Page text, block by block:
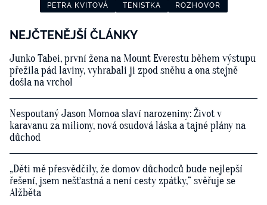
PETRA KVITOVÁ TENISTKA ROZHOVOR
NEJČTENĚJŠÍ ČLÁNKY
Junko Tabei, první žena na Mount Everestu během výstupu
přežila pád laviny, vyhrabali ji zpod sněhu a ona stejně
došla na vrchol
Nespoutaný Jason Momoa slaví narozeniny: Život v
karavanu za miliony, nová osudová láska a tajné plány na
důchod
„Děti mě přesvědčily, že domov důchodců bude nejlepší
řešení, jsem nešťastná a není cesty zpátky,“ svěřuje se
Alžběta